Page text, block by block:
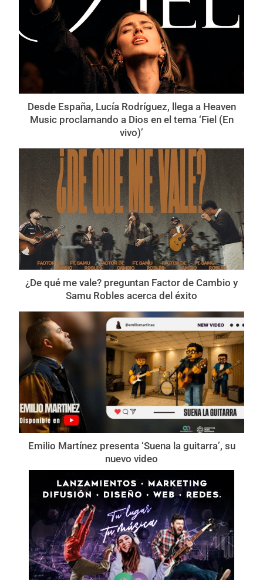
Desde España, Lucía Rodríguez, llega a Heaven
Music proclamando a Dios en el tema ‘Fiel (En
vivo)’
¿De qué me vale? preguntan Factor de Cambio y
Samu Robles acerca del éxito
Emilio Martínez presenta ‘Suena la guitarra’, su
nuevo video